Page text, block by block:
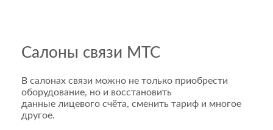
Салоны связи МТС
В салонах связи можно не только приобрести
оборудование, но и восстановить
данные лицевого счёта, сменить тариф и многое
другое.